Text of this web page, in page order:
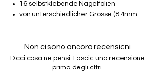
16 selbstklebende Nagelfolien
von unterschiedlicher Grösse (8.4mm –
Halten bis zu 14 Tage
Farbe: Blau, Petrol, Türkis
Non ci sono ancora recensioni
Dicci cosa ne pensi. Lascia una recensione
prima degli altri.